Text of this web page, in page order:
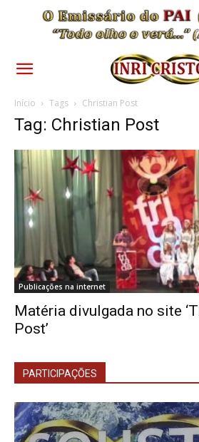
Início Tags Christian Post
Tag: Christian Post
Publicações na internet
Matéria divulgada no site
Post’
PARTICIPAÇÕES